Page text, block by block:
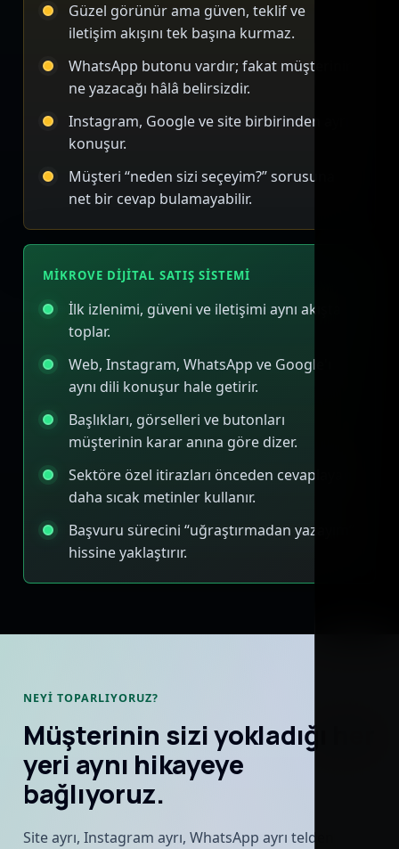
Güzel görünür ama güven, teklif ve
iletişim akışını tek başına kurmaz.
WhatsApp butonu vardır; fakat müşterinin
ne yazacağı hâlâ belirsizdir.
Instagram, Google ve site birbirinden ayrı
konuşur.
Müşteri “neden sizi seçeyim?” sorusuna
net bir cevap bulamayabilir.
MIKROVE DIJITAL SATIŞ SISTEMI
İlk izlenimi, güveni ve iletişimi aynı akışta
toplar.
Web, Instagram, WhatsApp ve Google'ı
aynı dili konuşur hale getirir.
Başlıkları, görselleri ve butonları
müşterinin karar anına göre dizer.
Sektöre özel itirazları önceden cevaplayan
daha sıcak metinler kullanır.
Başvuru sürecini “uğraştırmadan yazayım”
hissine yaklaştırır.
NEYI TOPARLIYORUZ?
Müşterinin sizi yokladığı her
yeri aynı hikayeye
bağlıyoruz.
Site ayrı, Instagram ayrı, WhatsApp ayrı telden